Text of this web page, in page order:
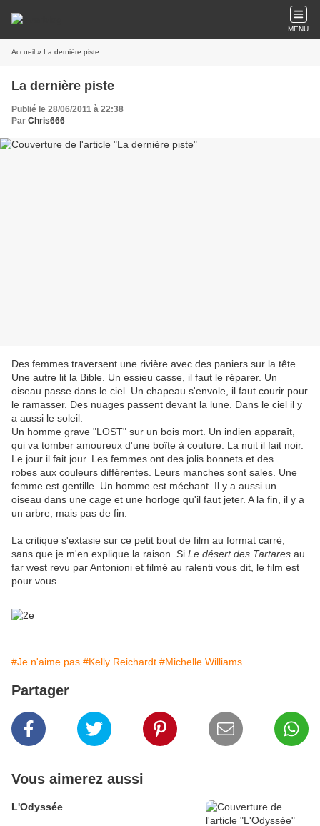
MENU
Accueil » La dernière piste
La dernière piste
Publié le 28/06/2011 à 22:38
Par Chris666
Des femmes traversent une rivière avec des paniers sur la tête.
Une autre lit la Bible. Un essieu casse, il faut le réparer. Un
oiseau passe dans le ciel. Un chapeau s'envole, il faut courir pour
le ramasser. Des nuages passent devant la lune. Dans le ciel il y
a aussi le soleil.
Un homme grave "LOST" sur un bois mort. Un indien apparaît,
qui va tomber amoureux d'une boîte à couture. La nuit il fait noir.
Le jour il fait jour. Les femmes ont des jolis bonnets et des
robes aux couleurs différentes. Leurs manches sont sales. Une
femme est gentille. Un homme est méchant. Il y a aussi un
oiseau dans une cage et une horloge qu'il faut jeter. A la fin, il y a
un arbre, mais pas de fin.
La critique s'extasie sur ce petit bout de film au format carré,
sans que je m'en explique la raison. Si Le désert des Tartares au
far west revu par Antonioni et filmé au ralenti vous dit, le film est
pour vous.
#Je n'aime pas #Kelly Reichardt #Michelle Williams
Partager
Vous aimerez aussi
L'Odyssée